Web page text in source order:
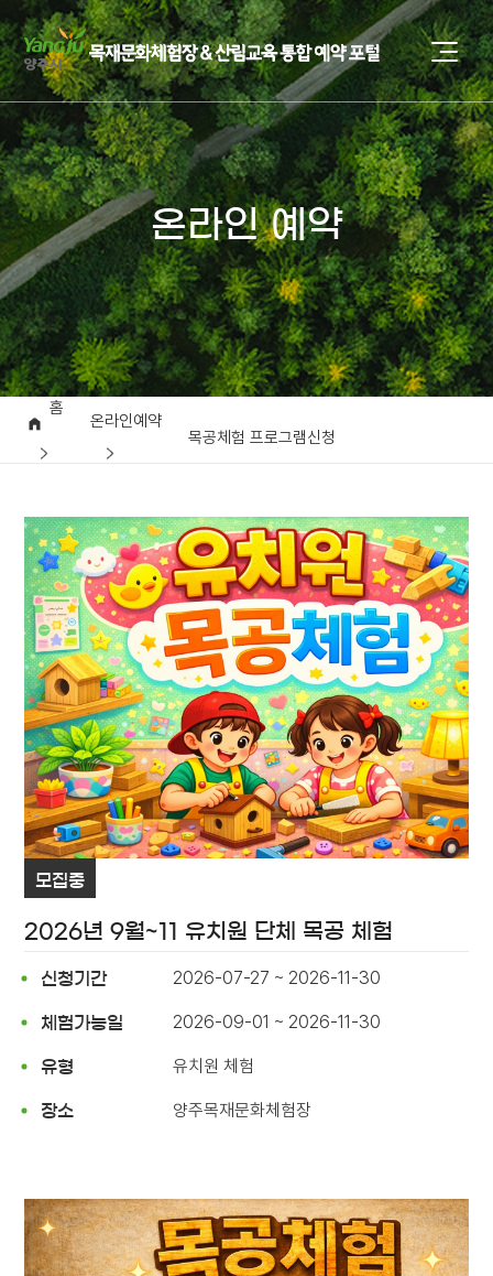
온라인 예약
홈
온라인예약
목공체험 프로그램신청
모집중
2026년 9월~11 유치원 단체 목공 체험
신청기간 2026-07-27 ~ 2026-11-30
체험가능일 2026-09-01 ~ 2026-11-30
유형 유치원 체험
장소 양주목재문화체험장